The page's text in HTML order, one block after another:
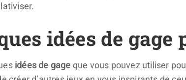
idées de gage
idées de gage que vous pouvez utiliser